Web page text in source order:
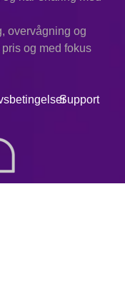
overvågning og
og med fokus
Support